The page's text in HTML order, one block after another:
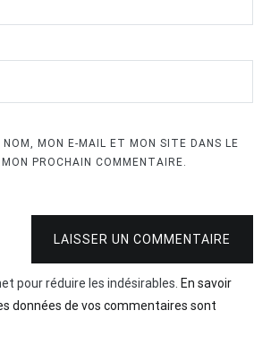
NOM, MON E-MAIL ET MON SITE DANS LE
PROCHAIN COMMENTAIRE.
LAISSER UN COMMENTAIRE
pour réduire les indésirables. En savoir
données de vos commentaires sont